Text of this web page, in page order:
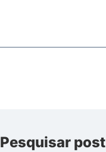
Pesquisar post